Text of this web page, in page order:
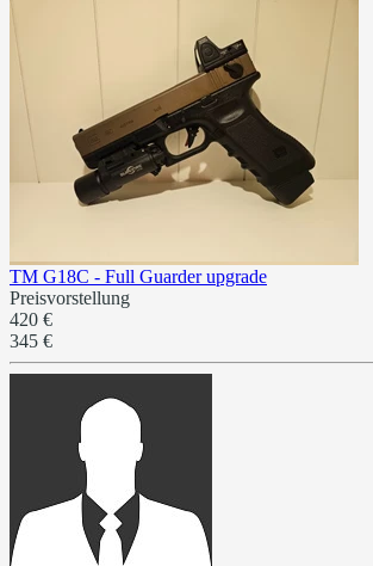
TM G18C - Full Guarder upgrade
Preisvorstellung
420 €
345 €